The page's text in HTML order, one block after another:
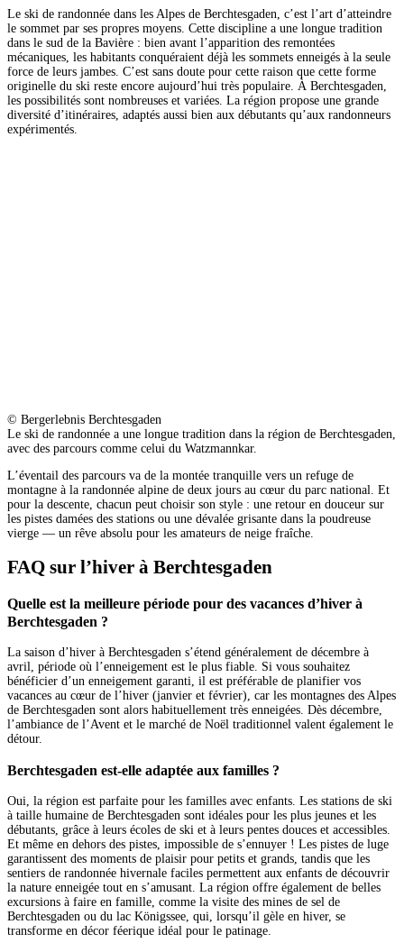
Le ski de randonnée dans les Alpes de Berchtesgaden, c’est l’art d’atteindre
le sommet par ses propres moyens. Cette discipline a une longue tradition
dans le sud de la Bavière : bien avant l’apparition des remontées
mécaniques, les habitants conquéraient déjà les sommets enneigés à la seule
force de leurs jambes. C’est sans doute pour cette raison que cette forme
originelle du ski reste encore aujourd’hui très populaire. À Berchtesgaden,
les possibilités sont nombreuses et variées. La région propose une grande
diversité d’itinéraires, adaptés aussi bien aux débutants qu’aux randonneurs
expérimentés.
© Bergerlebnis Berchtesgaden
Le ski de randonnée a une longue tradition dans la région de Berchtesgaden,
avec des parcours comme celui du Watzmannkar.
L’éventail des parcours va de la montée tranquille vers un refuge de
montagne à la randonnée alpine de deux jours au cœur du parc national. Et
pour la descente, chacun peut choisir son style : une retour en douceur sur
les pistes damées des stations ou une dévalée grisante dans la poudreuse
vierge — un rêve absolu pour les amateurs de neige fraîche.
FAQ sur l’hiver à Berchtesgaden
Quelle est la meilleure période pour des vacances d’hiver à
Berchtesgaden ?
La saison d’hiver à Berchtesgaden s’étend généralement de décembre à
avril, période où l’enneigement est le plus fiable. Si vous souhaitez
bénéficier d’un enneigement garanti, il est préférable de planifier vos
vacances au cœur de l’hiver (janvier et février), car les montagnes des Alpes
de Berchtesgaden sont alors habituellement très enneigées. Dès décembre,
l’ambiance de l’Avent et le marché de Noël traditionnel valent également le
détour.
Berchtesgaden est-elle adaptée aux familles ?
Oui, la région est parfaite pour les familles avec enfants. Les stations de ski
à taille humaine de Berchtesgaden sont idéales pour les plus jeunes et les
débutants, grâce à leurs écoles de ski et à leurs pentes douces et accessibles.
Et même en dehors des pistes, impossible de s’ennuyer ! Les pistes de luge
garantissent des moments de plaisir pour petits et grands, tandis que les
sentiers de randonnée hivernale faciles permettent aux enfants de découvrir
la nature enneigée tout en s’amusant. La région offre également de belles
excursions à faire en famille, comme la visite des mines de sel de
Berchtesgaden ou du lac Königssee, qui, lorsqu’il gèle en hiver, se
transforme en décor féerique idéal pour le patinage.